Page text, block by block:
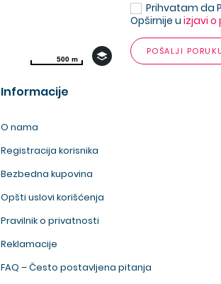
500 m
500 m
Prihvatam da
Opširnije u izjavi o
POŠALJI
Informacije
O nama
Registracija korisnika
Bezbedna kupovina
Opšti uslovi korišćenja
Pravilnik o privatnosti
Reklamacije
FAQ – Često postavljena pitanja